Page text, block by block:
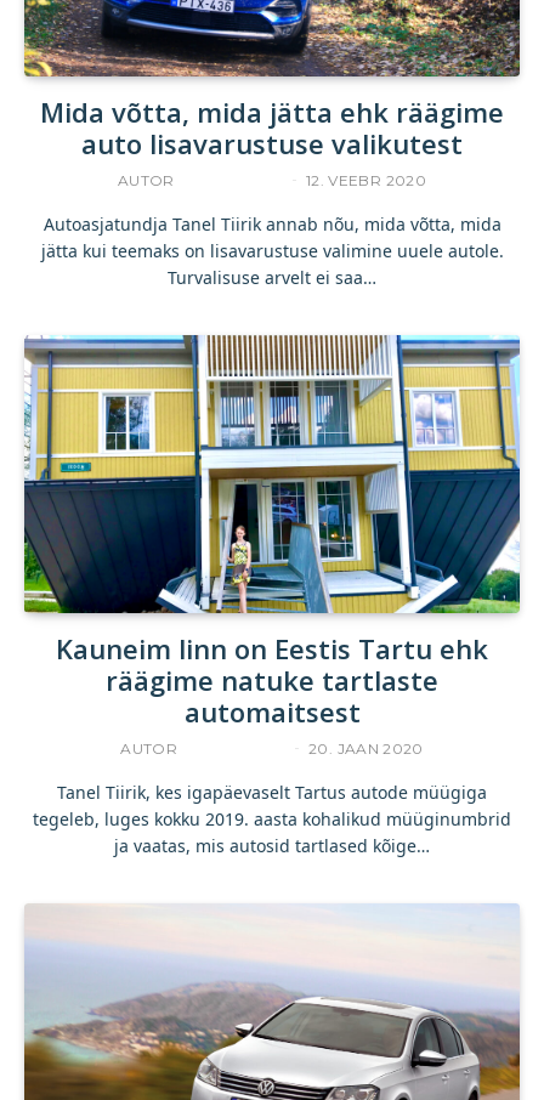
Mida võtta, mida jätta ehk räägime
auto lisavarustuse valikutest
AUTOR 12. VEEBR 2020
Autoasjatundja Tanel Tiirik annab nõu, mida võtta, mida
jätta kui teemaks on lisavarustuse valimine uuele autole.
Turvalisuse arvelt ei saa…
Kauneim linn on Eestis Tartu ehk
räägime natuke tartlaste
automaitsest
AUTOR 20. JAAN 2020
Tanel Tiirik, kes igapäevaselt Tartus autode müügiga
tegeleb, luges kokku 2019. aasta kohalikud müüginumbrid
ja vaatas, mis autosid tartlased kõige…